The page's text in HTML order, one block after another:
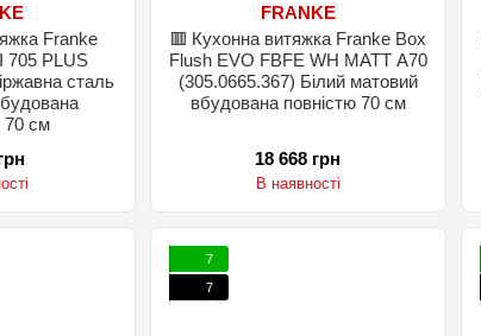
Franke
705 PLUS
сталь
70 см
FRANKE
🟥 Кухонна витяжка Franke Box
Flush EVO FBFE WH MATT A70
(305.0665.367) Білий матовий
вбудована повністю 70 см
18 668 грн
В наявності
7
7